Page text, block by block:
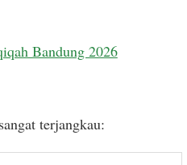
Bandung 2026
terjangkau: